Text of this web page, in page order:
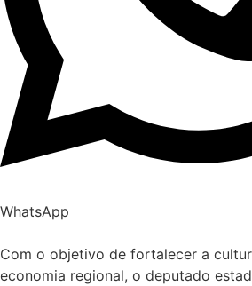
WhatsApp
Com o objetivo de fortalecer a
economia regional, o deputado